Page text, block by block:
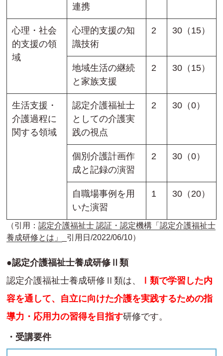
連携
心理・社会
的支援の領
域
心理的支援の知
識技術
2 30（15）
地域生活の継続
と家族支援
2 30（15）
生活支援・
介護過程に
関する領域
認定介護福祉士
としての介護実
践の視点
2 30（0）
個別介護計画作
成と記録の演習
2 30（0）
自職場事例を用
いた演習
1 30（20）
（引用： 認定介護福祉士 認証・認定機構「認定介護福祉士
養成研修とは」
_引用日/2022/06/10）
●認定介護福祉士養成研修Ⅱ類
認定介護福祉士養成研修Ⅱ類は、
Ⅰ類で学習した内
容を通して、自立に向けた介護を実践するための指
導力・応用力の習得を目指す研修です。
・受講要件